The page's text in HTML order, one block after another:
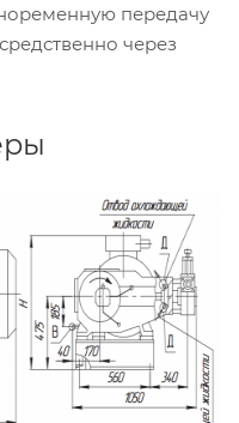
передачу
через